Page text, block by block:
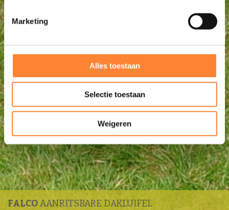
Marketing
Alles toestaan
Selectie toestaan
Weigeren
FALCOAANRITSBARE DAKLUIFEL